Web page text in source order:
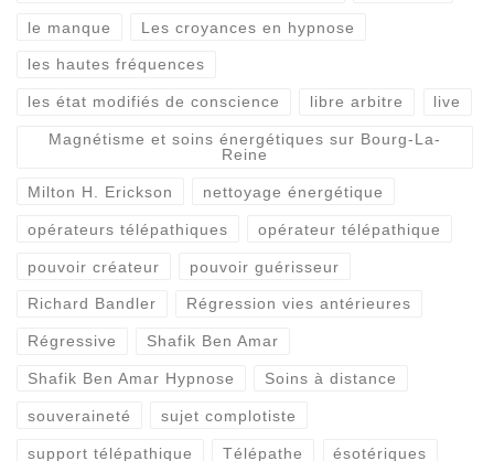
le manque Les croyances en hypnose
les hautes fréquences
les état modifiés de conscience libre arbitre live
Magnétisme et soins énergétiques sur Bourg-La-
Reine
Milton H. Erickson nettoyage énergétique
opérateurs télépathiques opérateur télépathique
pouvoir créateur pouvoir guérisseur
Richard Bandler Régression vies antérieures
Régressive Shafik Ben Amar
Shafik Ben Amar Hypnose Soins à distance
souveraineté sujet complotiste
support télépathique Télépathe ésotériques